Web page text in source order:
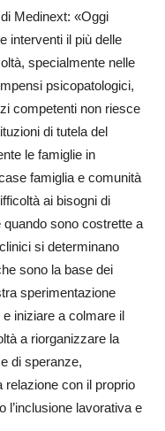
Medinext: «Oggi
interventi il più delle
specialmente nelle
psicopatologici,
competenti non riesce
di tutela del
le famiglie in
famiglia e comunità
ai bisogni di
sono costrette a
si determinano
sono la base dei
sperimentazione
iniziare a colmare il
a riorganizzare la
di speranze,
relazione con il proprio
l’inclusione lavorativa e